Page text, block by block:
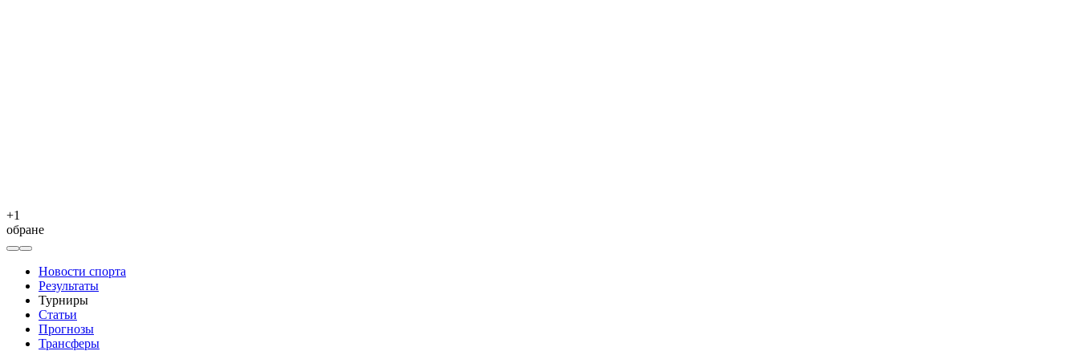
+1
обране
Новости спорта
Результаты
Турниры
Статьи
Прогнозы
Трансферы